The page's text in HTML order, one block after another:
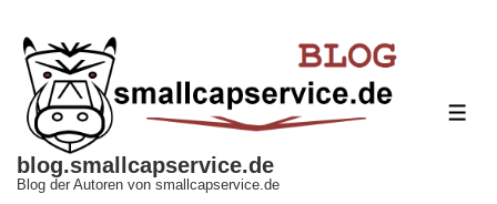
Zum
Inhalt
blog.smallcapservice.de
Blog der Autoren von smallcapservice.de